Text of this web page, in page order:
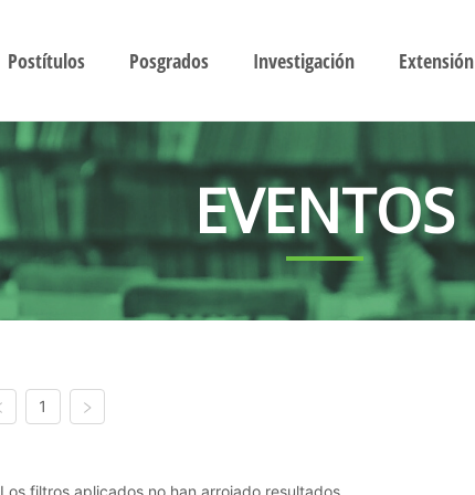
Postítulos Posgrados Investigación Extensión
EVENTOS
1
Los filtros aplicados no han arrojado resultados